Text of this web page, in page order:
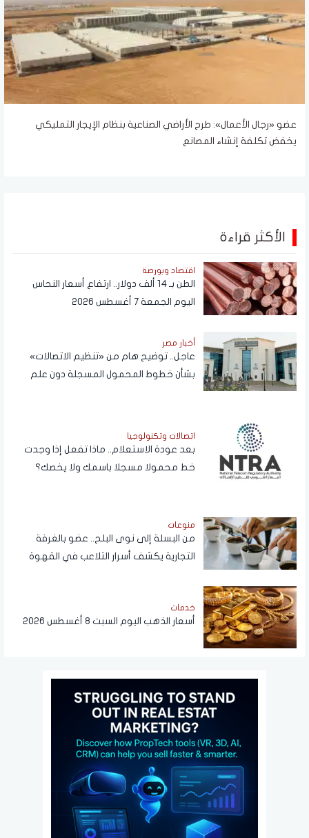
عضو «رجال الأعمال»: طرح الأراضي الصناعية بنظام الإيجار التمليكي
يخفض تكلفة إنشاء المصانع
الأكثر قراءة
اقتصاد وبورصة
الطن بـ 14 ألف دولار.. ارتفاع أسعار النحاس
اليوم الجمعة 7 أغسطس 2026
أخبار مصر
عاجل.. توضيح هام من «تنظيم الاتصالات»
بشأن خطوط المحمول المسجلة دون علم
اتصالات وتكنولوجيا
بعد عودة الاستعلام.. ماذا تفعل إذا وجدت
خط محمولا مسجلا باسمك ولا يخصك؟
منوعات
من البسلة إلى نوى البلح.. عضو بالغرفة
التجارية يكشف أسرار التلاعب في القهوة
خدمات
أسعار الذهب اليوم السبت 8 أغسطس 2026